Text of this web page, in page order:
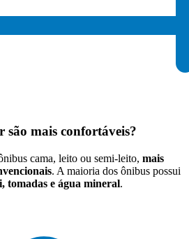
são mais confortáveis?
cama, leito ou semi-leito, mais
. A maioria dos ônibus possui
tomadas e água mineral.